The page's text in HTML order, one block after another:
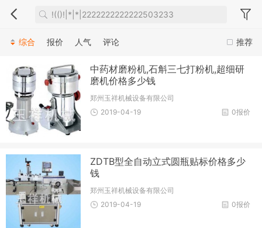
推荐
综合 报价 人气 评论
中药材磨粉机,石斛三七打粉机,超细研
磨机价格多少钱
郑州玉祥机械设备有限公司
0报价
2019-04-19
ZDTB型全自动立式圆瓶贴标价格多少
钱
郑州玉祥机械设备有限公司
0报价
2019-04-19